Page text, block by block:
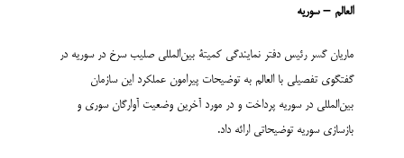
العالم – سوریه
ماریان گسر رئیس دفتر نمایندگی کمیتۀ بین‌المللی صلیب سرخ در سوریه در
گفتگوی تفصیلی با العالم به توضیحات پیرامون عملکرد این سازمان
بین‌المللی در سوریه پرداخت و در مورد آخرین وضعیت آوارگان سوری و
بازسازی سوریه توضیحاتی ارائه داد.